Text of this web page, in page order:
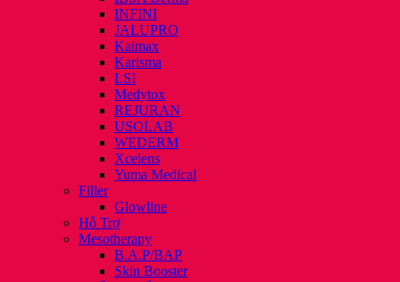
INFINI
JALUPRO
Kaimax
Karisma
LSI
Medytox
REJURAN
USOLAB
WEDERM
Xcelens
Yuma Medical
Filler
Glowline
Hỗ Trợ
Mesotherapy
B.A.P/BAP
Skin Booster